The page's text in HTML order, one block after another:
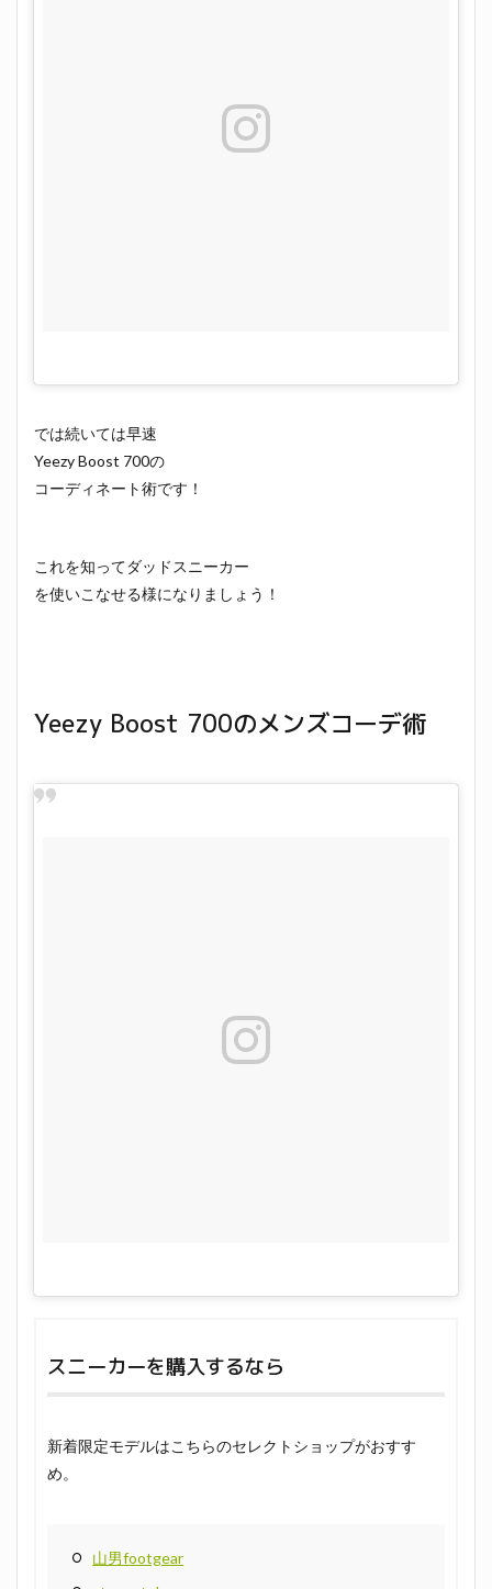
では続いては早速
Yeezy Boost 700の
コーディネート術です！
これを知ってダッドスニーカー
を使いこなせる様になりましょう！
Yeezy Boost 700のメンズコーデ術
スニーカーを購入するなら
新着限定モデルはこちらのセレクトショップがおすす
め。
山男footgear